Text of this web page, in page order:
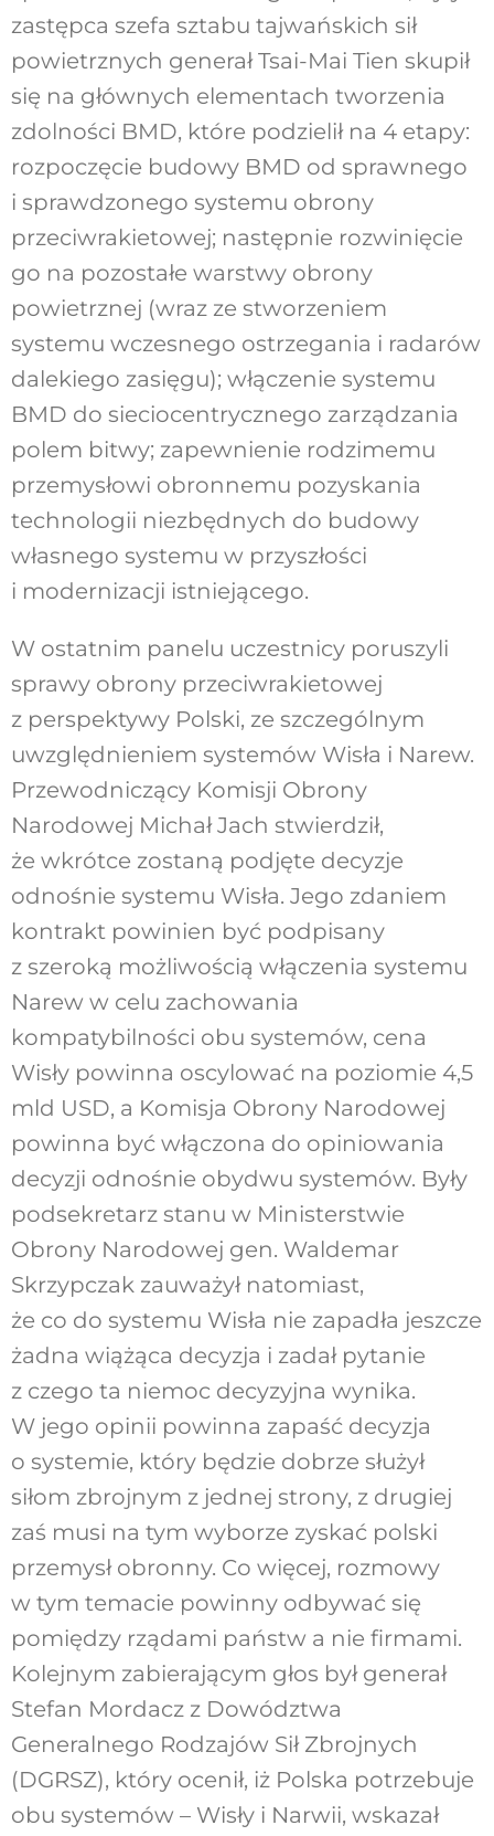
zastępca szefa sztabu tajwańskich sił
powietrznych generał Tsai-Mai Tien skupił
się na głównych elementach tworzenia
zdolności BMD, które podzielił na 4 etapy:
rozpoczęcie budowy BMD od sprawnego
i sprawdzonego systemu obrony
przeciwrakietowej; następnie rozwinięcie
go na pozostałe warstwy obrony
powietrznej (wraz ze stworzeniem
systemu wczesnego ostrzegania i radarów
dalekiego zasięgu); włączenie systemu
BMD do sieciocentrycznego zarządzania
polem bitwy; zapewnienie rodzimemu
przemysłowi obronnemu pozyskania
technologii niezbędnych do budowy
własnego systemu w przyszłości
i modernizacji istniejącego.
W ostatnim panelu uczestnicy poruszyli
sprawy obrony przeciwrakietowej
z perspektywy Polski, ze szczególnym
uwzględnieniem systemów Wisła i Narew.
Przewodniczący Komisji Obrony
Narodowej Michał Jach stwierdził,
że wkrótce zostaną podjęte decyzje
odnośnie systemu Wisła. Jego zdaniem
kontrakt powinien być podpisany
z szeroką możliwością włączenia systemu
Narew w celu zachowania
kompatybilności obu systemów, cena
Wisły powinna oscylować na poziomie 4,5
mld USD, a Komisja Obrony Narodowej
powinna być włączona do opiniowania
decyzji odnośnie obydwu systemów. Były
podsekretarz stanu w Ministerstwie
Obrony Narodowej gen. Waldemar
Skrzypczak zauważył natomiast,
że co do systemu Wisła nie zapadła jeszcze
żadna wiążąca decyzja i zadał pytanie
z czego ta niemoc decyzyjna wynika.
W jego opinii powinna zapaść decyzja
o systemie, który będzie dobrze służył
siłom zbrojnym z jednej strony, z drugiej
zaś musi na tym wyborze zyskać polski
przemysł obronny. Co więcej, rozmowy
w tym temacie powinny odbywać się
pomiędzy rządami państw a nie firmami.
Kolejnym zabierającym głos był generał
Stefan Mordacz z Dowództwa
Generalnego Rodzajów Sił Zbrojnych
(DGRSZ), który ocenił, iż Polska potrzebuje
obu systemów – Wisły i Narwii, wskazał